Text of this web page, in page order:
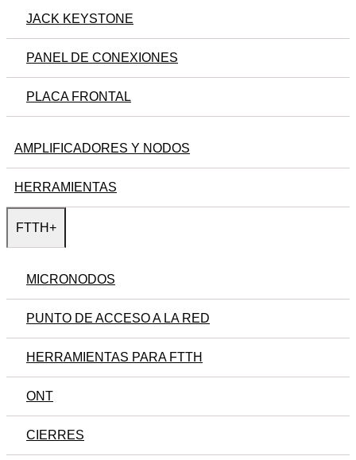
JACK KEYSTONE
PANEL DE CONEXIONES
PLACA FRONTAL
AMPLIFICADORES Y NODOS
HERRAMIENTAS
FTTH+
MICRONODOS
PUNTO DE ACCESO A LA RED
HERRAMIENTAS PARA FTTH
ONT
CIERRES